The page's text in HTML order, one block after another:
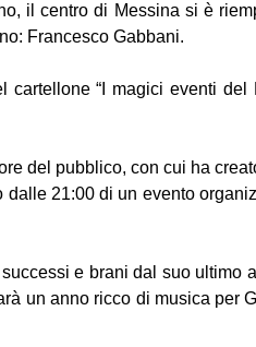
il centro di Messina si è
Francesco Gabbani.
“I magici eventi del
del pubblico, con cui ha
21:00 di un evento
e brani dal suo ultimo
un anno ricco di musica per